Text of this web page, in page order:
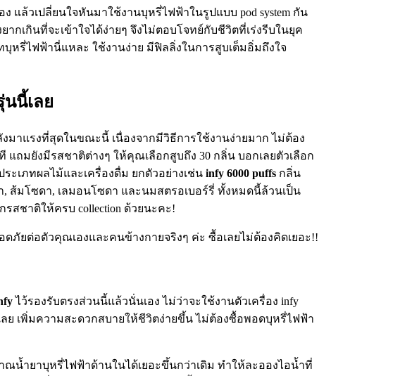
ล้วเปลี่ยนใจหันมาใช้งานบุหรี่ไฟฟ้าในรูปแบบ pod system กัน
กเกินที่จะเข้าใจได้ง่ายๆ จึงไม่ตอบโจทย์กับชีวิตที่เร่งรีบในยุค
รี่ไฟฟ้านี่แหละ ใช้งานง่าย มีฟิลลิ่งในการสูบเต็มอิ่มถึงใจ
นนี้เลย
าแรงที่สุดในขณะนี้ เนื่องจากมีวิธีการใช้งานง่ายมาก ไม่ต้อง
ถมยังมีรสชาติต่างๆ ให้คุณเลือกสูบถึง 30 กลิ่น บอกเลยตัวเลือก
ะเภทผลไม้และเครื่องดื่ม ยกตัวอย่างเช่นinfy 6000 puffs กลิ่น
, ส้มโซดา, เลมอนโซดา และนมสตรอเบอร์รี่ ทั้งหมดนี้ล้วนเป็น
สชาติให้ครบ collection ด้วยนะคะ!
ภัยต่อตัวคุณเองและคนข้างกายจริงๆ ค่ะ ซื้อเลยไม่ต้องคิดเยอะ!!
ไว้รองรับตรงส่วนนี้แล้วนั่นเอง ไม่ว่าจะใช้งานตัวเครื่อง infy
ดเลย เพิ่มความสะดวกสบายให้ชีวิตง่ายขึ้น ไม่ต้องซื้อพอดบุหรี่ไฟฟ้า
น้ำยาบุหรี่ไฟฟ้าด้านในได้เยอะขึ้นกว่าเดิม ทำให้ละอองไอน้ำที่